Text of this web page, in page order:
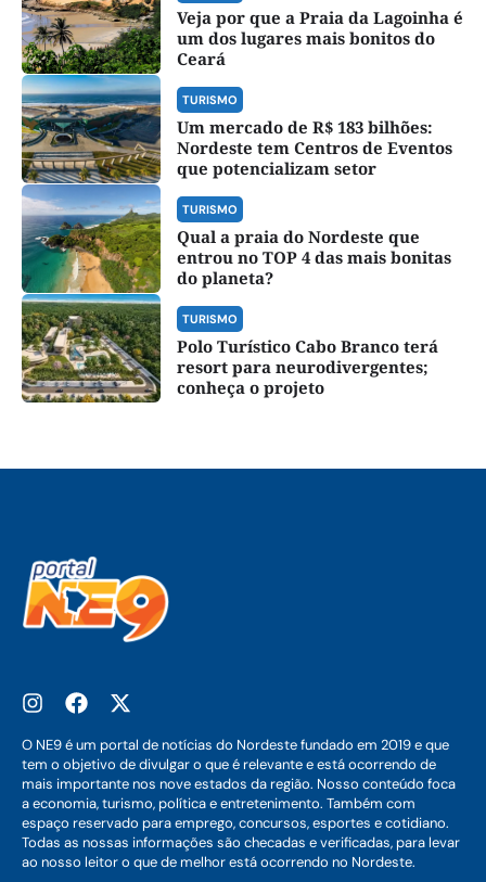
Veja por que a Praia da Lagoinha é
um dos lugares mais bonitos do
Ceará
TURISMO
Um mercado de R$ 183 bilhões:
Nordeste tem Centros de Eventos
que potencializam setor
TURISMO
Qual a praia do Nordeste que
entrou no TOP 4 das mais bonitas
do planeta?
TURISMO
Polo Turístico Cabo Branco terá
resort para neurodivergentes;
conheça o projeto
O NE9 é um portal de notícias do Nordeste fundado em 2019 e que
tem o objetivo de divulgar o que é relevante e está ocorrendo de
mais importante nos nove estados da região. Nosso conteúdo foca
a economia, turismo, política e entretenimento. Também com
espaço reservado para emprego, concursos, esportes e cotidiano.
Todas as nossas informações são checadas e verificadas, para levar
ao nosso leitor o que de melhor está ocorrendo no Nordeste.